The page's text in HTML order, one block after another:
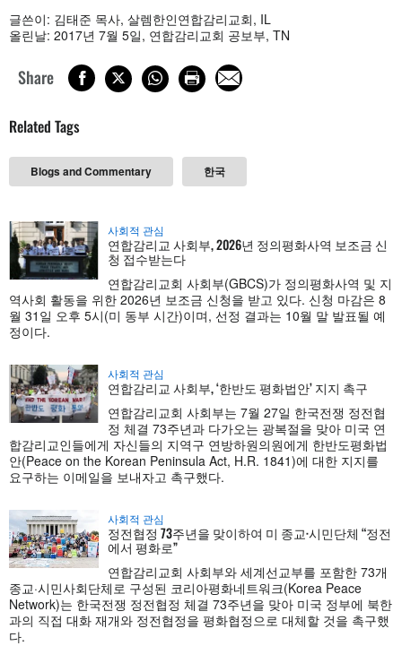
글쓴이: 김태준 목사, 살렘한인연합감리교회, IL
올린날: 2017년 7월 5일, 연합감리교회 공보부, TN
Share
Related Tags
Blogs and Commentary 한국
사회적 관심
연합감리교 사회부, 2026년 정의평화사역 보조금 신
청 접수받는다
연합감리교회 사회부(GBCS)가 정의평화사역 및 지
역사회 활동을 위한 2026년 보조금 신청을 받고 있다. 신청 마감은 8
월 31일 오후 5시(미 동부 시간)이며, 선정 결과는 10월 말 발표될 예
정이다.
사회적 관심
연합감리교 사회부, ‘한반도 평화법안’ 지지 촉구
연합감리교회 사회부는 7월 27일 한국전쟁 정전협
정 체결 73주년과 다가오는 광복절을 맞아 미국 연
합감리교인들에게 자신들의 지역구 연방하원의원에게 한반도평화법
안(Peace on the Korean Peninsula Act, H.R. 1841)에 대한 지지를
요구하는 이메일을 보내자고 촉구했다.
사회적 관심
정전협정 73주년을 맞이하여 미 종교·시민단체 “정전
에서 평화로”
연합감리교회 사회부와 세계선교부를 포함한 73개
종교·시민사회단체로 구성된 코리아평화네트워크(Korea Peace
Network)는 한국전쟁 정전협정 체결 73주년을 맞아 미국 정부에 북한
과의 직접 대화 재개와 정전협정을 평화협정으로 대체할 것을 촉구했
다.